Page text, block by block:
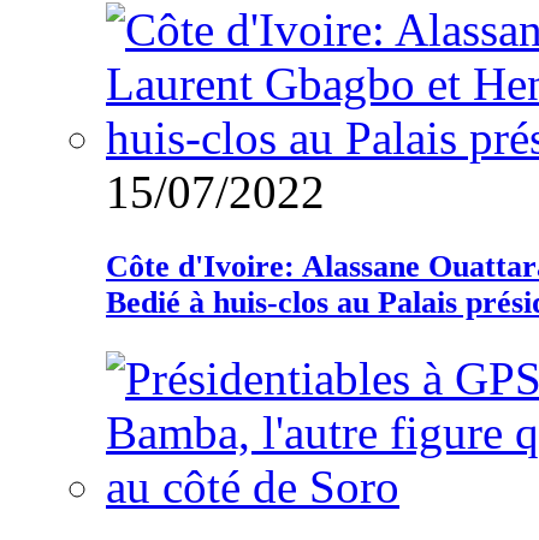
15/07/2022
Côte d'Ivoire: Alassane
Bedié à huis-clos au Palais